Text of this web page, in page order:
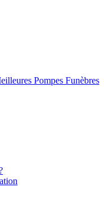
Pompes Funèbres